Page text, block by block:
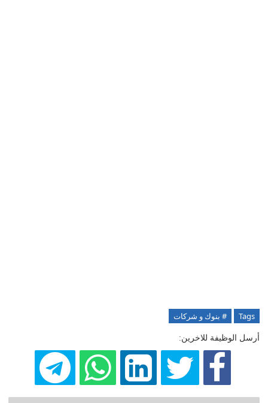
Tags # بنوك و شركات
أرسل الوظيفة للاخرين: